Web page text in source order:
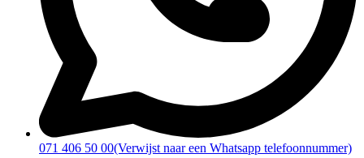
071 406 50 00(Verwijst naar een Whatsapp telefoonnummer)